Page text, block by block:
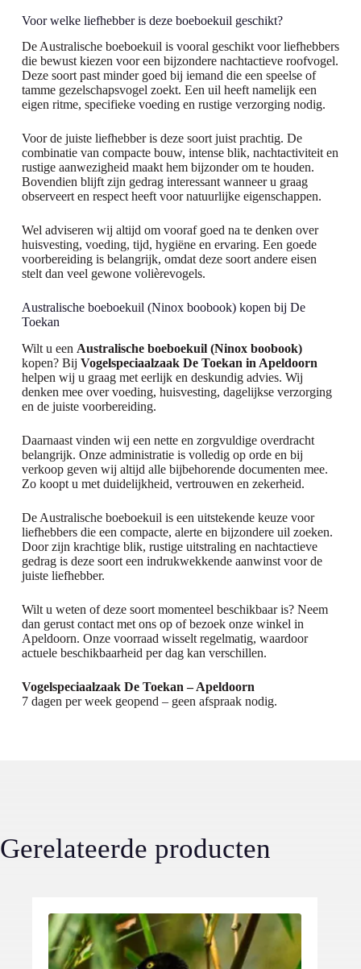
Voor welke liefhebber is deze boeboekuil geschikt?
De Australische boeboekuil is vooral geschikt voor liefhebbers
die bewust kiezen voor een bijzondere nachtactieve roofvogel.
Deze soort past minder goed bij iemand die een speelse of
tamme gezelschapsvogel zoekt. Een uil heeft namelijk een
eigen ritme, specifieke voeding en rustige verzorging nodig.
Voor de juiste liefhebber is deze soort juist prachtig. De
combinatie van compacte bouw, intense blik, nachtactiviteit en
rustige aanwezigheid maakt hem bijzonder om te houden.
Bovendien blijft zijn gedrag interessant wanneer u graag
observeert en respect heeft voor natuurlijke eigenschappen.
Wel adviseren wij altijd om vooraf goed na te denken over
huisvesting, voeding, tijd, hygiëne en ervaring. Een goede
voorbereiding is belangrijk, omdat deze soort andere eisen
stelt dan veel gewone volièrevogels.
Australische boeboekuil (Ninox boobook) kopen bij De
Toekan
Wilt u een Australische boeboekuil (Ninox boobook)
kopen? Bij Vogelspeciaalzaak De Toekan in Apeldoorn
helpen wij u graag met eerlijk en deskundig advies. Wij
denken mee over voeding, huisvesting, dagelijkse verzorging
en de juiste voorbereiding.
Daarnaast vinden wij een nette en zorgvuldige overdracht
belangrijk. Onze administratie is volledig op orde en bij
verkoop geven wij altijd alle bijbehorende documenten mee.
Zo koopt u met duidelijkheid, vertrouwen en zekerheid.
De Australische boeboekuil is een uitstekende keuze voor
liefhebbers die een compacte, alerte en bijzondere uil zoeken.
Door zijn krachtige blik, rustige uitstraling en nachtactieve
gedrag is deze soort een indrukwekkende aanwinst voor de
juiste liefhebber.
Wilt u weten of deze soort momenteel beschikbaar is? Neem
dan gerust contact met ons op of bezoek onze winkel in
Apeldoorn. Onze voorraad wisselt regelmatig, waardoor
actuele beschikbaarheid per dag kan verschillen.
Vogelspeciaalzaak De Toekan – Apeldoorn
7 dagen per week geopend – geen afspraak nodig.
Gerelateerde producten